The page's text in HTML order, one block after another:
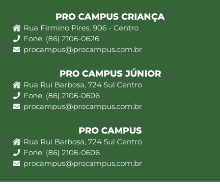
PRO CAMPUS CRIANÇA
Rua Firmino Pires, 906 - Centro
Fone: (86) 2106-0626
procampus@procampus.com.br
PRO CAMPUS JÚNIOR
Rua Rui Barbosa, 724 Sul Centro
Fone: (86) 2106-0606
procampus@procampus.com.br
PRO CAMPUS
Rua Rui Barbosa, 724 Sul Centro
Fone: (86) 2106-0606
procampus@procampus.com.br